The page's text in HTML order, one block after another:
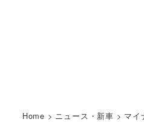
Home > ニュース・新車 > マイ